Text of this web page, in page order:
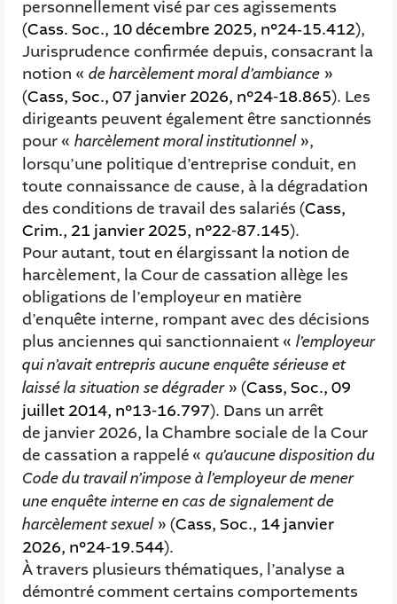
personnellement visé par ces agissements
(Cass. Soc., 10 décembre 2025, n°24‑15.412),
Jurisprudence confirmée depuis, consacrant la
notion « de harcèlement moral d’ambiance »
(Cass, Soc., 07 janvier 2026, n°24-18.865). Les
dirigeants peuvent également être sanctionnés
pour « harcèlement moral institutionnel»,
lorsqu’une politique d’entreprise conduit, en
toute connaissance de cause, à la dégradation
des conditions de travail des salariés (Cass,
Crim., 21 janvier 2025, n°22-87.145).
Pour autant, tout en élargissant la notion de
harcèlement, la Cour de cassation allège les
obligations de l’employeur en matière
d’enquête interne, rompant avec des décisions
plus anciennes qui sanctionnaient « l’employeur
qui n’avait entrepris aucune enquête sérieuse et
laissé la situation se dégrader» (Cass, Soc., 09
juillet 2014, n°13-16.797). Dans un arrêt
de janvier 2026, la Chambre sociale de la Cour
de cassation a rappelé « qu’aucune disposition du
Code du travail n’impose à l’employeur de mener
une enquête interne en cas de signalement de
harcèlement sexuel» (Cass, Soc., 14 janvier
2026, n°24-19.544).
À travers plusieurs thématiques, l’analyse a
démontré comment certains comportements